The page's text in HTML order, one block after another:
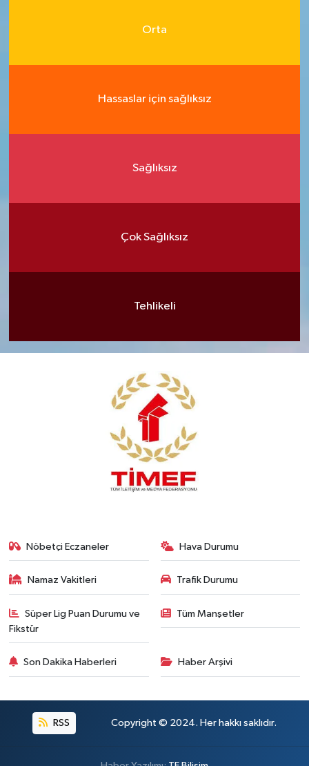
Orta
Hassaslar için sağlıksız
Sağlıksız
Çok Sağlıksız
Tehlikeli
Nöbetçi Eczaneler Hava Durumu
Namaz Vakitleri Trafik Durumu
Süper Lig Puan Durumu ve
Fikstür
Tüm Manşetler
Son Dakika Haberleri Haber Arşivi
RSS Copyright © 2024. Her hakkı saklıdır.